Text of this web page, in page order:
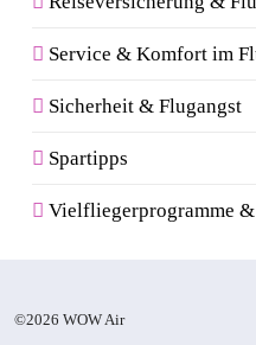
Service & Komfort im
Sicherheit & Flugangst
Spartipps
Vielfliegerprogramme
©2026 WOW Air